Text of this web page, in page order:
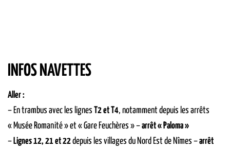
INFOS NAVETTES
Aller :
– En trambus avec les lignes T2 et T4, notamment depuis les arrêts
« Musée Romanité » et « Gare Feuchères » –arrêt « Paloma »
– Lignes 12, 21 et 22depuis les villages du Nord Est de Nîmes –arrêt